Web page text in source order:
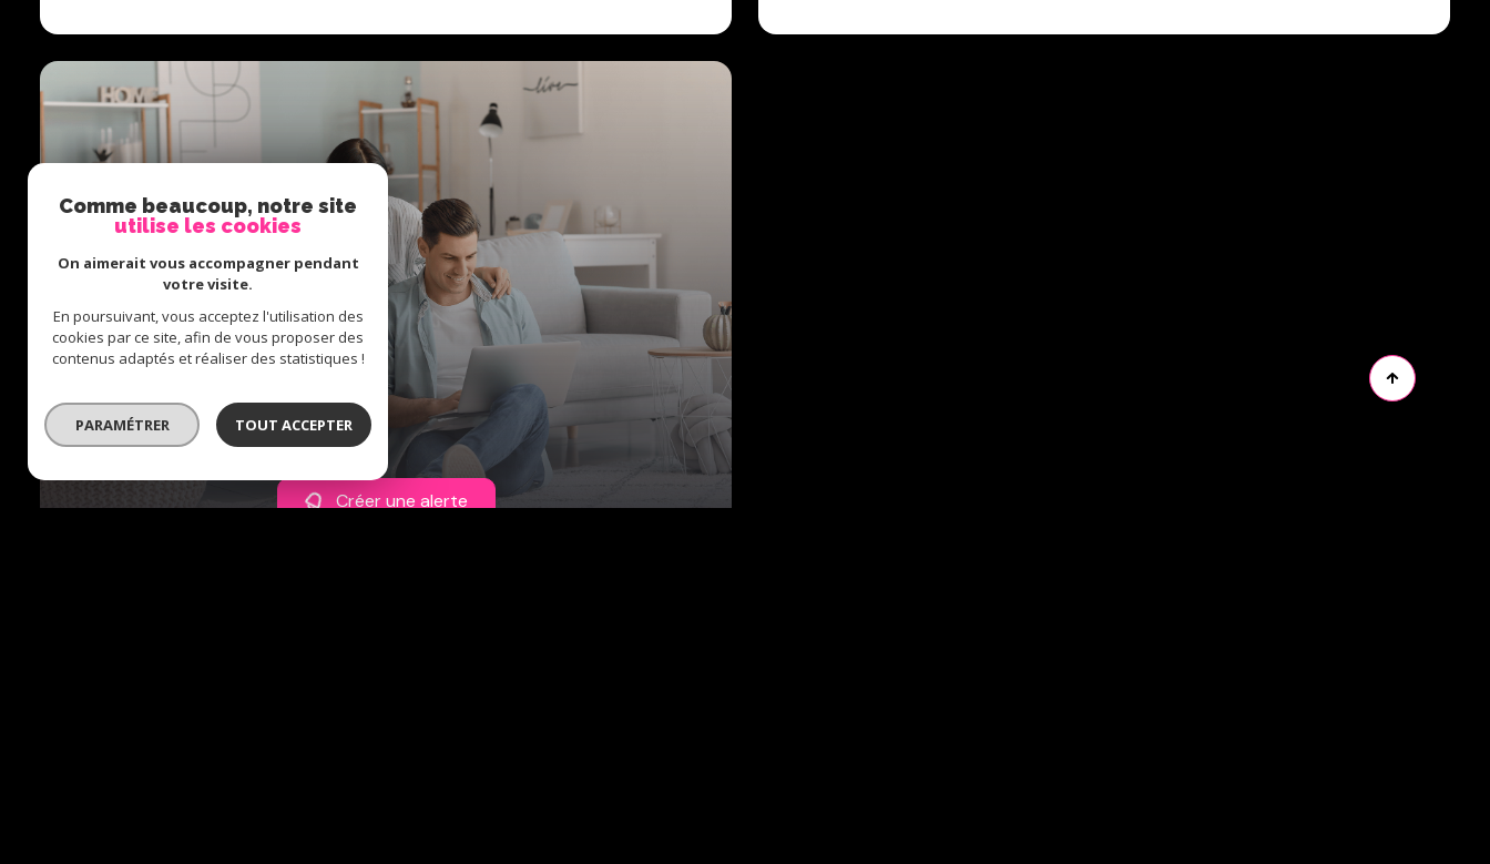
Créer votre alerte
en quelques clics
Créer une alerte
Comme beaucoup, notre site
utilise les cookies
On aimerait vous accompagner pendant
votre visite.
En poursuivant, vous acceptez l'utilisation des
cookies par ce site, afin de vous proposer des
contenus adaptés et réaliser des statistiques !
PARAMÉTRER TOUT ACCEPTER